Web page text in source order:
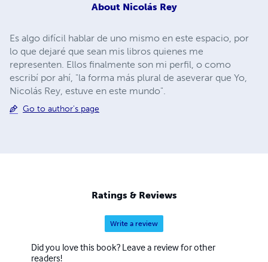
About Nicolás Rey
Es algo difícil hablar de uno mismo en este espacio, por
lo que dejaré que sean mis libros quienes me
representen. Ellos finalmente son mi perfil, o como
escribí por ahí, "la forma más plural de aseverar que Yo,
Nicolás Rey, estuve en este mundo".
Go to author's page
Ratings & Reviews
Write a review
Did you love this book? Leave a review for other
readers!